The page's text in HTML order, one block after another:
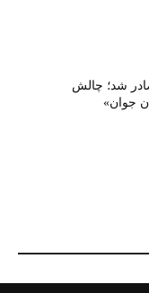
شد؛ چالش
جوان»